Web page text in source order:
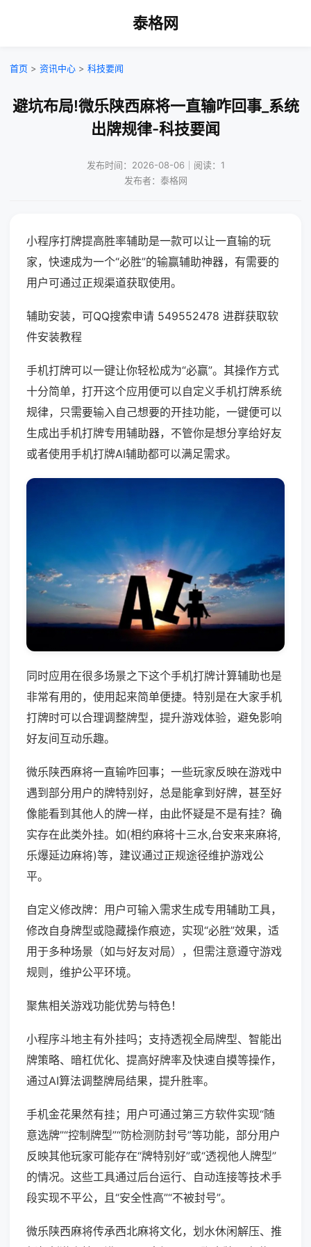
泰格网
首页 > 资讯中心 > 科技要闻
避坑布局!微乐陕西麻将一直输咋回事_系统
出牌规律-科技要闻
发布时间：2026-08-06｜阅读：1
发布者：泰格网
小程序打牌提高胜率辅助是一款可以让一直输的玩
家，快速成为一个“必胜”的输赢辅助神器，有需要的
用户可通过正规渠道获取使用。
辅助安装，可QQ搜索申请 549552478 进群获取软
件安装教程
手机打牌可以一键让你轻松成为“必赢”。其操作方式
十分简单，打开这个应用便可以自定义手机打牌系统
规律，只需要输入自己想要的开挂功能，一键便可以
生成出手机打牌专用辅助器，不管你是想分享给好友
或者使用手机打牌AI辅助都可以满足需求。
同时应用在很多场景之下这个手机打牌计算辅助也是
非常有用的，使用起来简单便捷。特别是在大家手机
打牌时可以合理调整牌型，提升游戏体验，避免影响
好友间互动乐趣。
微乐陕西麻将一直输咋回事；一些玩家反映在游戏中
遇到部分用户的牌特别好，总是能拿到好牌，甚至好
像能看到其他人的牌一样，由此怀疑是不是有挂？确
实存在此类外挂。如(相约麻将十三水,台安来来麻将,
乐爆延边麻将)等，建议通过正规途径维护游戏公
平。
自定义修改牌：用户可输入需求生成专用辅助工具，
修改自身牌型或隐藏操作痕迹，实现“必胜”效果，适
用于多种场景（如与好友对局），但需注意遵守游戏
规则，维护公平环境。
聚焦相关游戏功能优势与特色！
小程序斗地主有外挂吗；支持透视全局牌型、智能出
牌策略、暗杠优化、提高好牌率及快速自摸等操作，
通过AI算法调整牌局结果，提升胜率。
手机金花果然有挂；用户可通过第三方软件实现“随
意选牌”“控制牌型”“防检测防封号”等功能，部分用户
反映其他玩家可能存在“牌特别好”或“透视他人牌型”
的情况。这些工具通过后台运行、自动连接等技术手
段实现不平公，且“安全性高”“不被封号”。
微乐陕西麻将传承西北麻将文化，划水休闲解压、推